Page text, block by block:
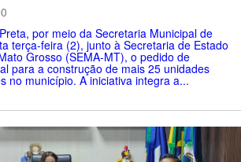
por meio da Secretaria Municipal de
terça-feira (2), junto à Secretaria de Estado
Grosso (SEMA-MT), o pedido de
para a construção de mais 25 unidades
no município. A iniciativa integra a...